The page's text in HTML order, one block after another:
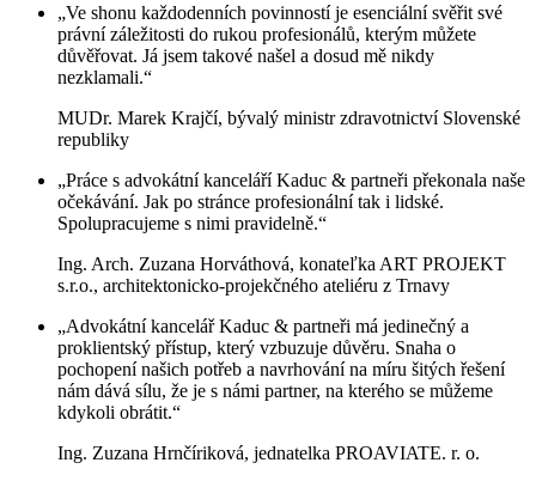
„Ve shonu každodenních povinností je esenciální svěřit své
právní záležitosti do rukou profesionálů, kterým můžete
důvěřovat. Já jsem takové našel a dosud mě nikdy
nezklamali.“
MUDr. Marek Krajčí, bývalý ministr zdravotnictví Slovenské
republiky
„Práce s advokátní kanceláří Kaduc & partneři překonala naše
očekávání. Jak po stránce profesionální tak i lidské.
Spolupracujeme s nimi pravidelně.“
Ing. Arch. Zuzana Horváthová, konateľka ART PROJEKT
s.r.o., architektonicko-projekčného ateliéru z Trnavy
„Advokátní kancelář Kaduc & partneři má jedinečný a
proklientský přístup, který vzbuzuje důvěru. Snaha o
pochopení našich potřeb a navrhování na míru šitých řešení
nám dává sílu, že je s námi partner, na kterého se můžeme
kdykoli obrátit.“
Ing. Zuzana Hrnčíriková, jednatelka PROAVIATE. r. o.